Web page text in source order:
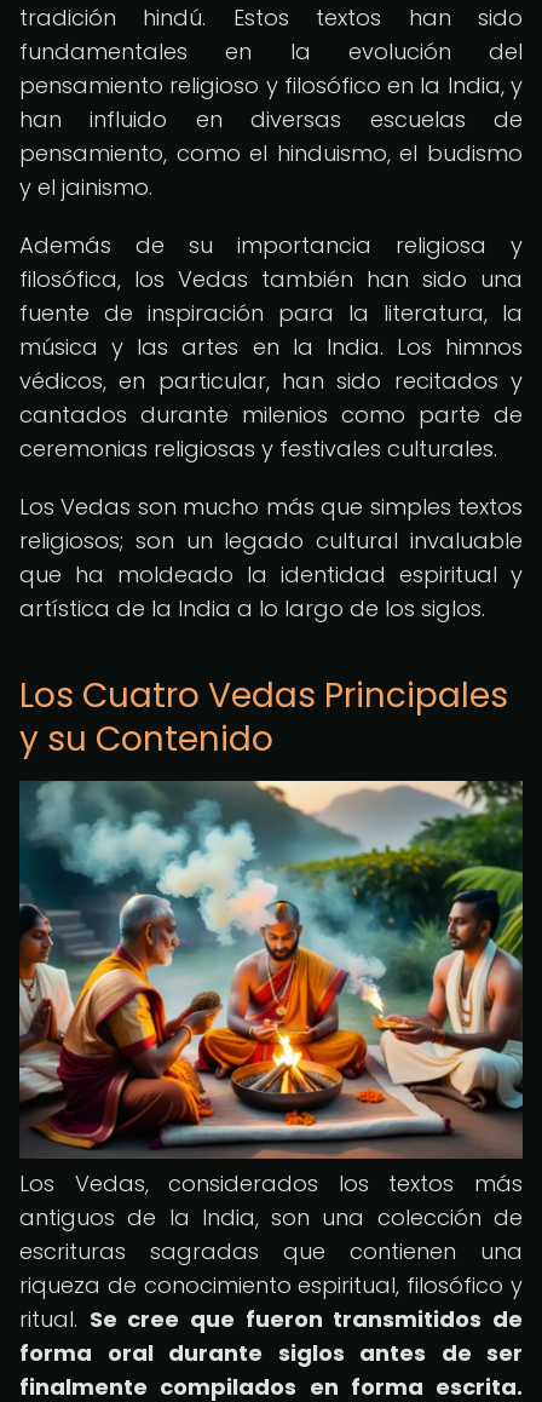
tradición hindú. Estos textos han sido
fundamentales en la evolución del
pensamiento religioso y filosófico en la India, y
han influido en diversas escuelas de
pensamiento, como el hinduismo, el budismo
y el jainismo.
Además de su importancia religiosa y
filosófica, los Vedas también han sido una
fuente de inspiración para la literatura, la
música y las artes en la India. Los himnos
védicos, en particular, han sido recitados y
cantados durante milenios como parte de
ceremonias religiosas y festivales culturales.
Los Vedas son mucho más que simples textos
religiosos; son un legado cultural invaluable
que ha moldeado la identidad espiritual y
artística de la India a lo largo de los siglos.
Los Cuatro Vedas Principales
y su Contenido
Los Vedas, considerados los textos más
antiguos de la India, son una colección de
escrituras sagradas que contienen una
riqueza de conocimiento espiritual, filosófico y
ritual. Se cree que fueron transmitidos de
forma oral durante siglos antes de ser
finalmente compilados en forma escrita.